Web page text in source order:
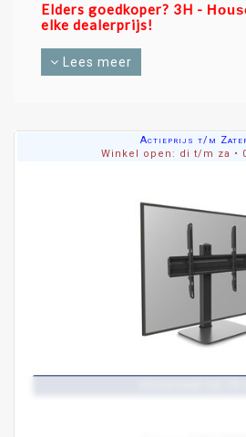
Elders goedkoper? 3H -
elke dealerprijs!
Wat kost een goede 42inch
Omdat de prijzen dagelijks
dat je geen prijs ziet staan
beste prijs van vandaag
Wat is de beste 42inch Oled
Wat de beste 42inch Oled tv
de eisen die je stelt. Je
House of
42inch Oled tv voor een zeer
beste 42inch
bij Helmonds Handels Huis
TVs.
Lees meer
Actieprijs t/m
Winkel open: di t/m za •